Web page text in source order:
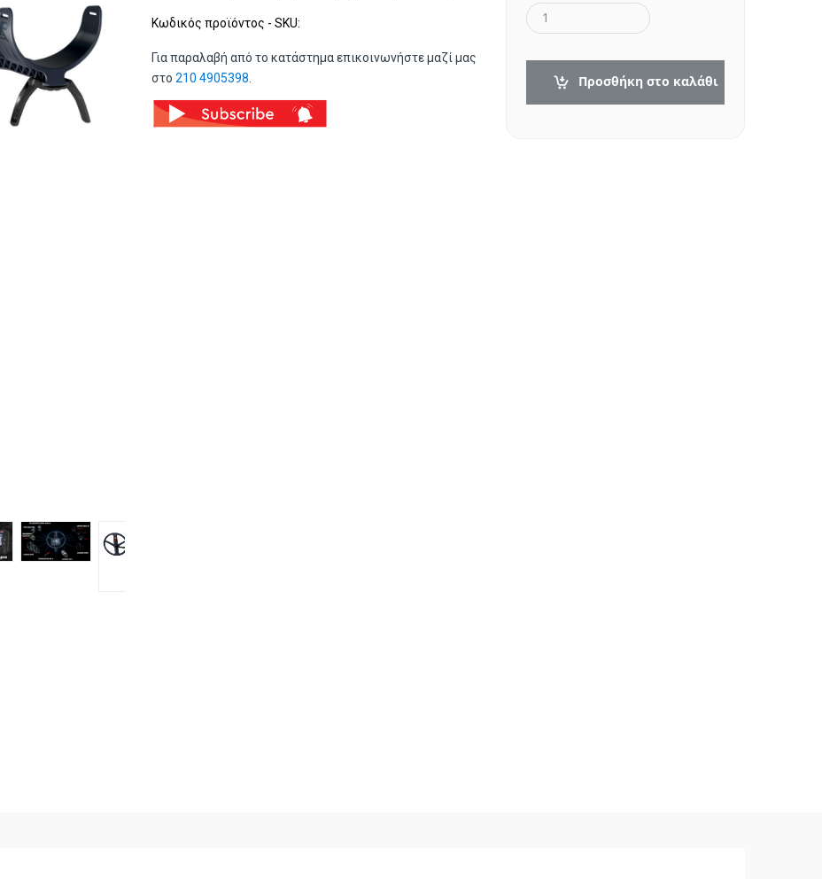
Κωδικός προϊόντος - SKU:
Για παραλαβή από το κατάστημα επικοινωνήστε μαζί μας
στο 210 4905398 Προσθήκη στο καλάθι